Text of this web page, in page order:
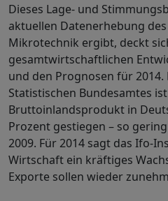
Dieses Lage- und
aktuellen Datenerhebung
Mikrotechnik ergibt, deckt
gesamtwirtschaftlichen
und den Prognosen für
Statistischen Bundesamtes
Bruttoinlandsprodukt in
Prozent gestiegen – so
2009. Für 2014 sagt das Ifo-
Wirtschaft ein kräftiges
Exporte sollen wieder